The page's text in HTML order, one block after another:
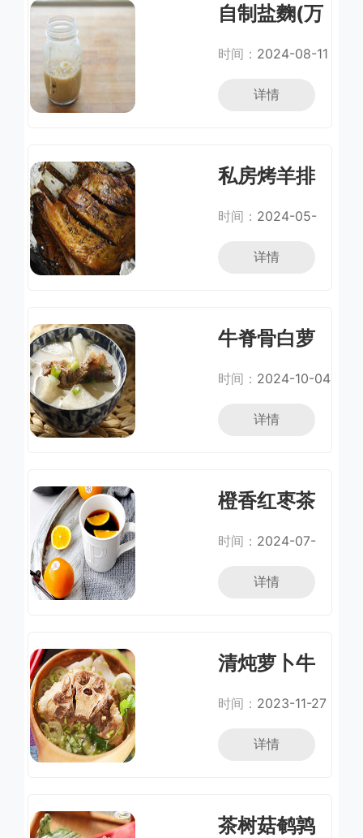
自制盐麴(万
时间： 2024-08-11
详情
私房烤羊排
时间： 2024-05-
详情
牛脊骨白萝
时间： 2024-10-04
详情
橙香红枣茶
时间： 2024-07-
详情
清炖萝卜牛
时间： 2023-11-27
详情
茶树菇鹌鹑